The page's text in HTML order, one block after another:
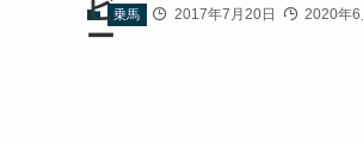
ビ
ー
乗馬 2017年7月20日 2020年6